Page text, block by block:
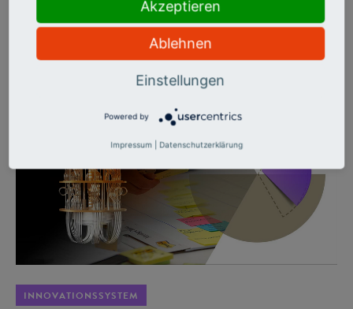
bereit, brauchen aber weniger Bürokratie, bessere
Infrastruktur und echte Netzwerke.
INNOVATIONSSYSTEM
Akzeptieren
Ablehnen
Einstellungen
Powered by
Impressum Datenschutzerklärung